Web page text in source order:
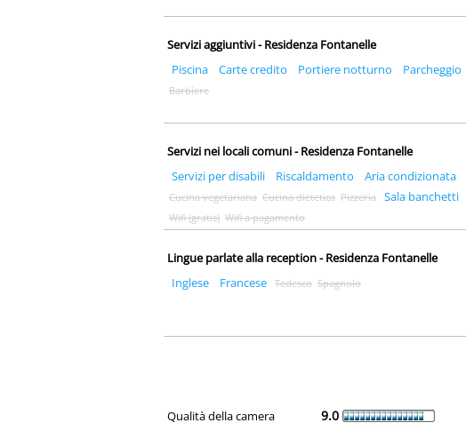
Servizi aggiuntivi - Residenza Fontanelle
Piscina
Carte credito Portiere notturno Parcheggio
Barbiere
Servizi nei locali comuni - Residenza Fontanelle
Servizi per disabili
Riscaldamento Aria condizionata
Cucina vegetariana Cucina dietetica Pizzeria Sala banchetti
Wifi (gratis) Wifi a pagamento
Lingue parlate alla reception - Residenza Fontanelle
Inglese
Francese Tedesco Spagnolo
Qualità della camera 9.0